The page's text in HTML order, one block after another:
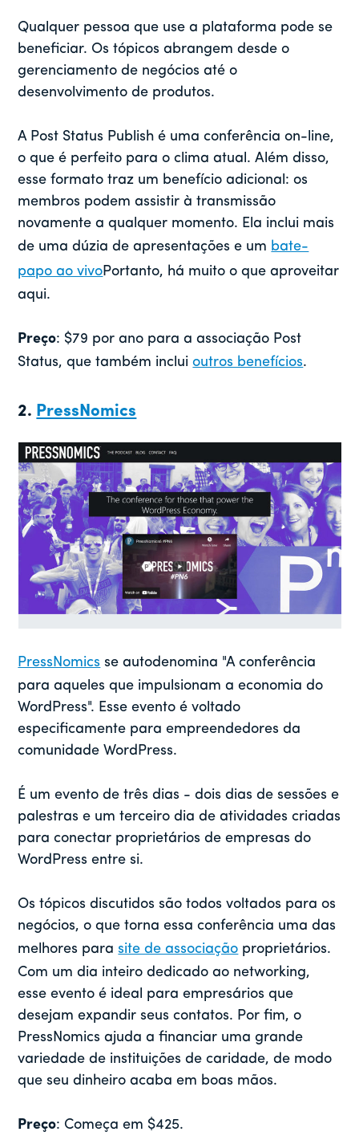
Qualquer pessoa que use a plataforma pode se
beneficiar. Os tópicos abrangem desde o
gerenciamento de negócios até o
desenvolvimento de produtos.
A Post Status Publish é uma conferência on-line,
o que é perfeito para o clima atual. Além disso,
esse formato traz um benefício adicional: os
membros podem assistir à transmissão
novamente a qualquer momento. Ela inclui mais
de uma dúzia de apresentações e um bate-
papo ao vivoPortanto, há muito o que aproveitar
aqui.
Preço: $79 por ano para a associação Post
Status, que também incluioutros benefícios.
2. PressNomics
PressNomics se autodenomina "A conferência
para aqueles que impulsionam a economia do
WordPress". Esse evento é voltado
especificamente para empreendedores da
comunidade WordPress.
É um evento de três dias - dois dias de sessões e
palestras e um terceiro dia de atividades criadas
para conectar proprietários de empresas do
WordPress entre si.
Os tópicos discutidos são todos voltados para os
negócios, o que torna essa conferência uma das
melhores parasite de associação proprietários.
Com um dia inteiro dedicado ao networking,
esse evento é ideal para empresários que
desejam expandir seus contatos. Por fim, o
PressNomics ajuda a financiar uma grande
variedade de instituições de caridade, de modo
que seu dinheiro acaba em boas mãos.
Preço: Começa em $425.